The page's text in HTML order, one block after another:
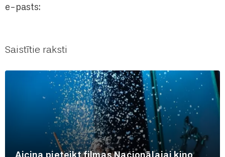
e-pasts:
Saistītie raksti